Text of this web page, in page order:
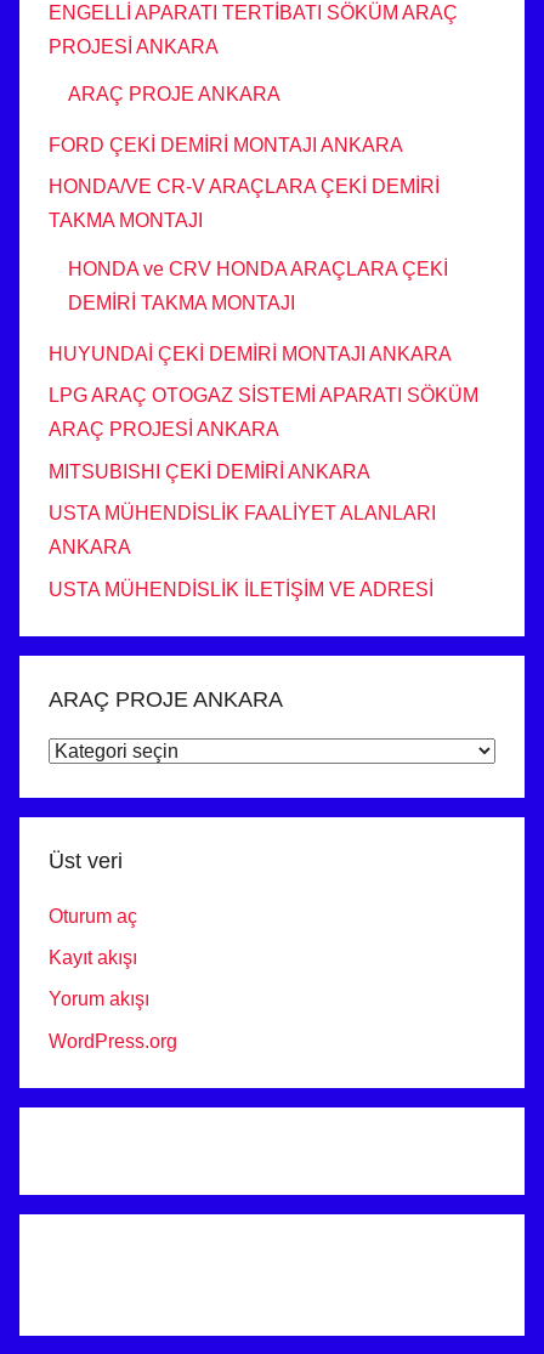
ENGELLİ APARATI TERTİBATI SÖKÜM ARAÇ
PROJESİ ANKARA
ARAÇ PROJE ANKARA
FORD ÇEKİ DEMİRİ MONTAJI ANKARA
HONDA/VE CR-V ARAÇLARA ÇEKİ DEMİRİ
TAKMA MONTAJI
HONDA ve CRV HONDA ARAÇLARA ÇEKİ
DEMİRİ TAKMA MONTAJI
HUYUNDAİ ÇEKİ DEMİRİ MONTAJI ANKARA
LPG ARAÇ OTOGAZ SİSTEMİ APARATI SÖKÜM
ARAÇ PROJESİ ANKARA
MITSUBISHI ÇEKİ DEMİRİ ANKARA
USTA MÜHENDİSLİK FAALİYET ALANLARI
ANKARA
USTA MÜHENDİSLİK İLETİŞİM VE ADRESİ
ARAÇ PROJE ANKARA
ARAÇ
ANKARA
Üst veri
Oturum aç
Kayıt akışı
Yorum akışı
WordPress.org